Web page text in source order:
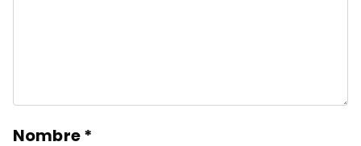
Nombre*